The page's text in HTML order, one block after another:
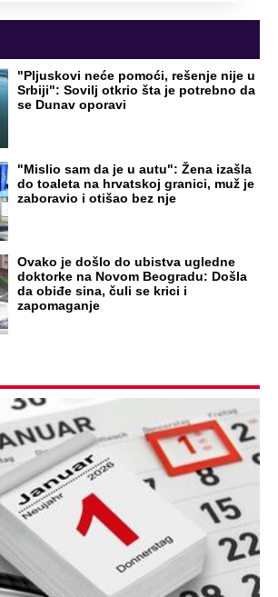
DO BRUTALNOG UBICE
STRELJAO SRBE, A
KAO HEROJA KNINA: